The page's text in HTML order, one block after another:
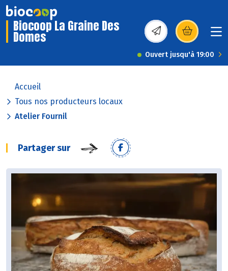
Biocoop La Graine Des
Domes (s’ouvre dans une
Ouvert jusqu'à 19:00
Accueil
Tous nos producteurs locaux
Atelier Fournil
Partager sur